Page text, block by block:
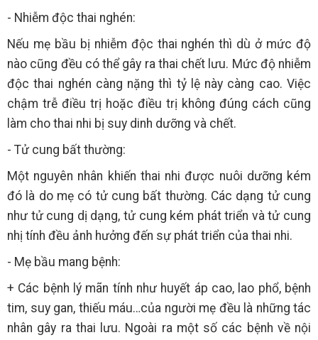
- Nhiễm độc thai nghén:
Nếu mẹ bầu bị nhiễm độc thai nghén thì dù ở mức độ
nào cũng đều có thể gây ra thai chết lưu. Mức độ nhiễm
độc thai nghén càng nặng thì tỷ lệ này càng cao. Việc
chậm trễ điều trị hoặc điều trị không đúng cách cũng
làm cho thai nhi bị suy dinh dưỡng và chết.
- Tử cung bất thường:
Một nguyên nhân khiến thai nhi được nuôi dưỡng kém
đó là do mẹ có tử cung bất thường. Các dạng tử cung
như tử cung dị dạng, tử cung kém phát triển và tử cung
nhị tính đều ảnh hưởng đến sự phát triển của thai nhi.
- Mẹ bầu mang bệnh:
+ Các bệnh lý mãn tính như huyết áp cao, lao phổ, bệnh
tim, suy gan, thiếu máu…của người mẹ đều là những tác
nhân gây ra thai lưu. Ngoài ra một số các bệnh về nội